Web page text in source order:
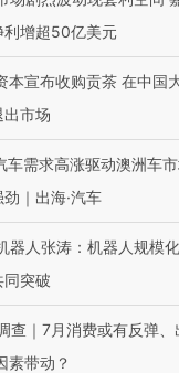
粒摇头丸 尿检体内含3
毒品
【特别呈现】寻找100
有意思的生活方式·第三对
利增超50亿美元
本宣布收购贡茶 在中国
市场
车需求高涨驱动澳洲车
｜出海·汽车
器人张涛：机器人规模化
突破
查｜7月消费或有反弹、
素带动？